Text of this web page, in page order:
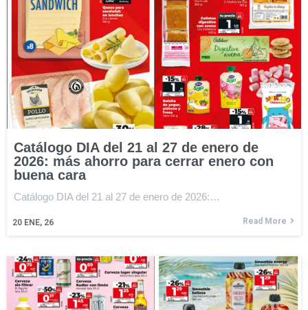
Catálogo DIA del 21 al 27 de enero de
2026: más ahorro para cerrar enero con
buena cara
20 ENE, 26
Catálogo DIA del 21 al 27 de enero de 2026:…
Read More